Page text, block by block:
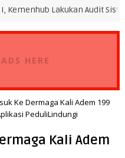
Audit Sistem
HERE
Ke Dermaga Kali Adem 199
PeduliLindungi
Kali Adem